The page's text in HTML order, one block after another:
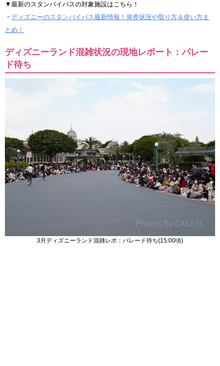
▼最新のスタンバイパスの対象施設はこちら！
・ ディズニーのスタンバイパス最新情報！発券状況や取り方＆使い方ま
とめ！
ディズニーランド混雑状況の現地レポート：パレー
ド待ち
3月ディズニーランド混雑レポ：パレード待ち(15:00頃)